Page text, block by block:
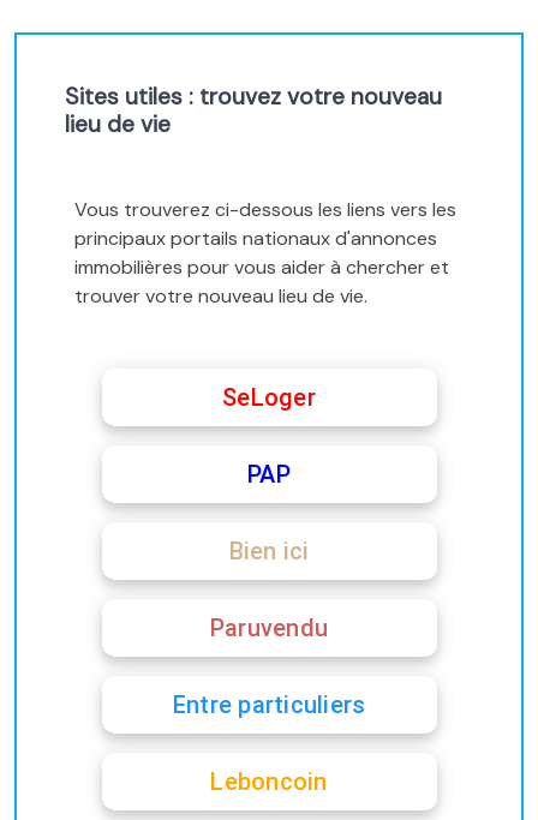
Sites utiles : trouvez votre nouveau
lieu de vie
Vous trouverez ci-dessous les liens vers les
principaux portails nationaux d'annonces
immobilières pour vous aider à chercher et
trouver votre nouveau lieu de vie.
SeLoger
PAP
Bien ici
Paruvendu
Entre particuliers
Leboncoin